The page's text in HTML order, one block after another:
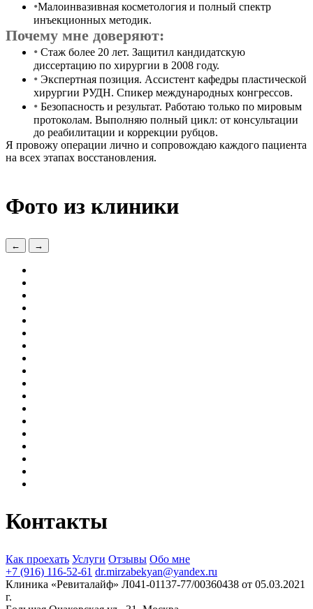
Малоинвазивная косметология и полный спектр
инъекционных методик.
Почему мне доверяют:
Стаж более 20 лет. Защитил кандидатскую
диссертацию по хирургии в 2008 году.
Экспертная позиция. Ассистент кафедры пластической
хирургии РУДН. Спикер международных конгрессов.
Безопасность и результат. Работаю только по мировым
протоколам. Выполняю полный цикл: от консультации
до реабилитации и коррекции рубцов.
Я провожу операции лично и сопровождаю каждого пациента
на всех этапах восстановления.
Фото из клиники
← →
Контакты
Как проехать Услуги Отзывы Обо мне
+7 (916) 116-52-61 dr.mirzabekyan@yandex.ru
Клиника «Ревиталайф» Л041-01137-77/00360438 от 05.03.2021
г.